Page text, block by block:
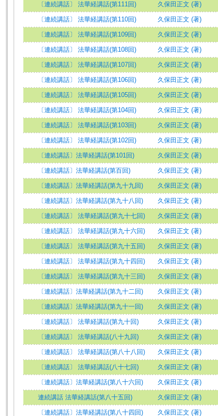
〔連続講話〕 法華経講話(第111回) 久保田正文 (著)
〔連続講話〕 法華経講話(第110回) 久保田正文 (著)
〔連続講話〕 法華経講話(第109回) 久保田正文 (著)
〔連続講話〕 法華経講話(第108回) 久保田正文 (著)
〔連続講話〕 法華経講話(第107回) 久保田正文 (著)
〔連続講話〕 法華経講話(第106回) 久保田正文 (著)
〔連続講話〕 法華経講話(第105回) 久保田正文 (著)
〔連続講話〕 法華経講話(第104回) 久保田正文 (著)
〔連続講話〕 法華経講話(第103回) 久保田正文 (著)
〔連続講話〕 法華経講話(第102回) 久保田正文 (著)
〔連続講話〕法華経講話(第101回) 久保田正文 (著)
〔連続講話〕法華経講話(第百回) 久保田正文 (著)
〔連続講話〕法華経講話(第九十九回) 久保田正文 (著)
〔連続講話〕法華経講話(第九十八回) 久保田正文 (著)
〔連続講話〕 法華経講話(第九十七回) 久保田正文 (著)
〔連続講話〕 法華経講話(第九十六回) 久保田正文 (著)
〔連続講話〕 法華経講話(第九十五回) 久保田正文 (著)
〔連続講話〕 法華経講話(第九十四回) 久保田正文 (著)
〔連続講話〕 法華経講話(第九十三回) 久保田正文 (著)
〔連続講話〕法華経講話(第九十二回) 久保田正文 (著)
〔連続講話〕法華経講話(第九十一回) 久保田正文 (著)
〔連続講話〕 法華経講話(第九十回) 久保田正文 (著)
〔連続講話〕 法華経講話(八十九回) 久保田正文 (著)
〔連続講話〕 法華経講話(第八十八回) 久保田正文 (著)
〔連続講話〕 法華経講話(八十七回) 久保田正文 (著)
〔連続講話〕法華経講話(第八十六回) 久保田正文 (著)
連続講話 法華経講話(第八十五回) 久保田正文 (著)
〔連続講話〕法華経講話(第八十四回) 久保田正文 (著)